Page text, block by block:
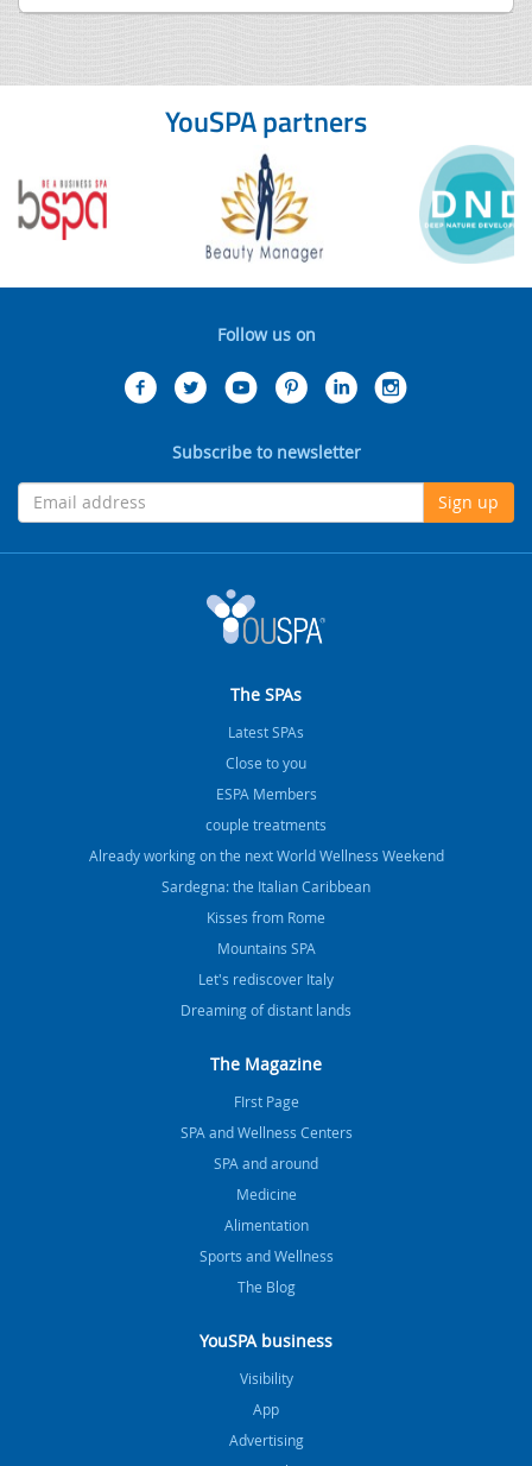
YouSPA partners
Follow us on
Subscribe to newsletter
Sign up
The SPAs
Latest SPAs
Close to you
ESPA Members
couple treatments
Already working on the next World Wellness Weekend
Sardegna: the Italian Caribbean
Kisses from Rome
Mountains SPA
Let's rediscover Italy
Dreaming of distant lands
The Magazine
FIrst Page
SPA and Wellness Centers
SPA and around
Medicine
Alimentation
Sports and Wellness
The Blog
YouSPA business
Visibility
App
Advertising